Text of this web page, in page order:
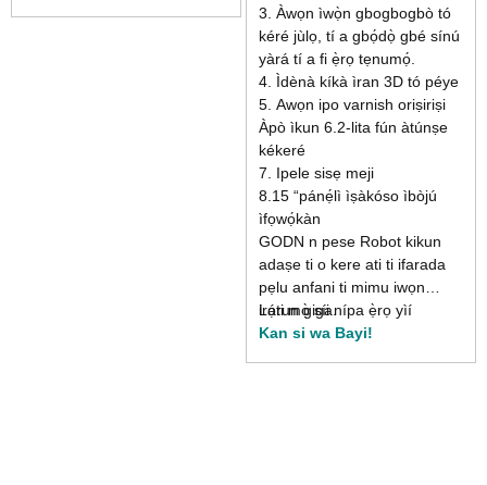
3. Àwọn ìwọ̀n gbogbogbò tó
kéré jùlọ, tí a gbọ́dọ̀ gbé sínú
yàrá tí a fi ẹ̀rọ tẹnumọ́.
4. Ìdènà kíkà ìran 3D tó péye
5. Awọn ipo varnish oriṣiriṣi
Àpò ìkun 6.2-lita fún àtúnṣe
kékeré
7. Ipele sisẹ meji
8.15 “pánẹ́lì ìṣàkóso ìbòjú
ìfọwọ́kàn
GODN n pese Robot kikun
adaṣe ti o kere ati ti ifarada
pẹlu anfani ti mimu iwọn
irọrun giga.
Láti mọ̀ síi nípa ẹ̀rọ yìí
Kan si wa Bayi!